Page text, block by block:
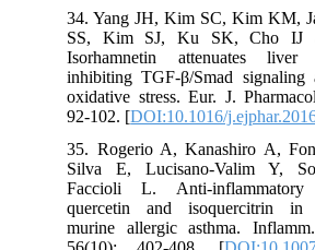
34. Yang JH, Kim SC, Kim
SS, Kim SJ, Ku SK, Cho
Isorhamnetin attenuates
inhibiting TGF-β/Smad
oxidative stress. Eur. J.
92-102. [DOI:10.1016/
35. Rogerio A, Kanashiro A,
Silva E, Lucisano-Valim Y,
Faccioli L. Anti-
quercetin and isoquercitrin
murine allergic asthma.